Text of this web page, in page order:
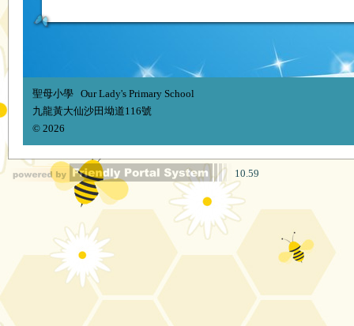
聖母小學 Our Lady's Primary School
九龍黃大仙沙田坳道116號
© 2026
10.59